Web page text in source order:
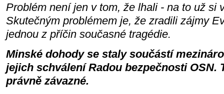
Problém není jen v tom, že lhali - na to už si
Skutečným problémem je, že zradili zájmy
jednou z příčin současné tragédie.
Minské dohody se staly součástí
jejich schválení Radou bezpečnosti OSN.
právně závazné.